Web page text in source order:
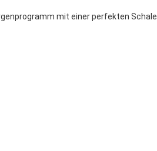
mit einer perfekten Schale